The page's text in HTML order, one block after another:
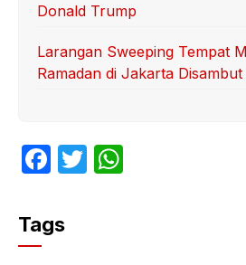
Donald Trump
Larangan Sweeping Tempat
Ramadan di Jakarta
F
c
e
T
Tags